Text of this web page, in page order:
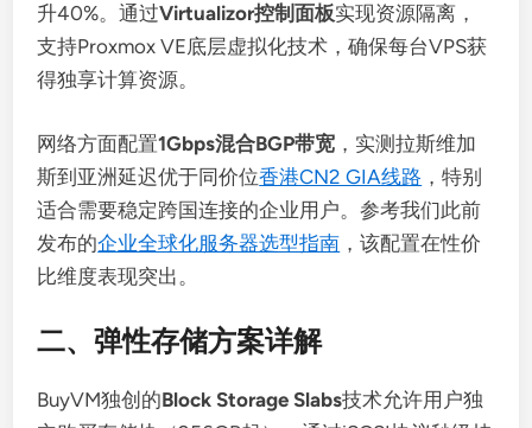
升40%。通过Virtualizor控制面板实现资源隔离，
支持Proxmox VE底层虚拟化技术，确保每台VPS获
得独享计算资源。
网络方面配置1Gbps混合BGP带宽 ，实测拉斯维加
斯到亚洲延迟优于同价位香港CN2 GIA线路 ，特别
适合需要稳定跨国连接的企业用户。参考我们此前
发布的企业全球化服务器选型指南 ，该配置在性价
比维度表现突出。
二、弹性存储方案详解
BuyVM独创的Block Storage Slabs技术允许用户独